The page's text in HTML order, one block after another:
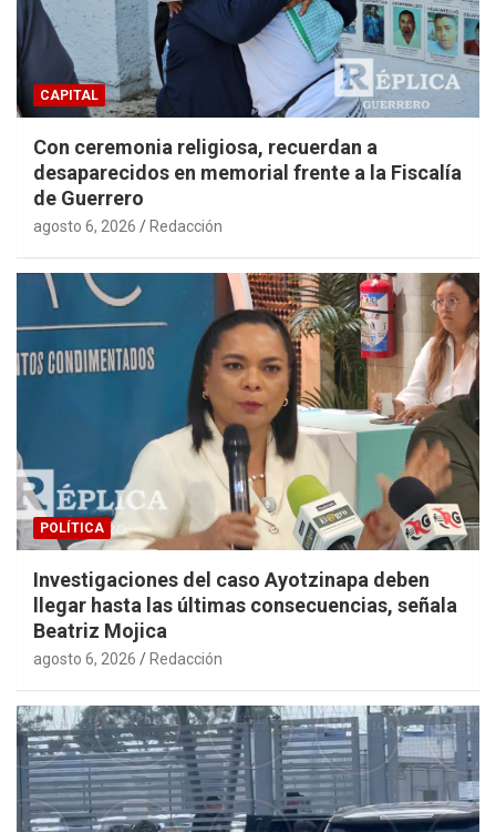
CAPITAL
Con ceremonia religiosa, recuerdan a
desaparecidos en memorial frente a la Fiscalía
de Guerrero
agosto 6, 2026 Redacción
POLÍTICA
Investigaciones del caso Ayotzinapa deben
llegar hasta las últimas consecuencias, señala
Beatriz Mojica
agosto 6, 2026 Redacción